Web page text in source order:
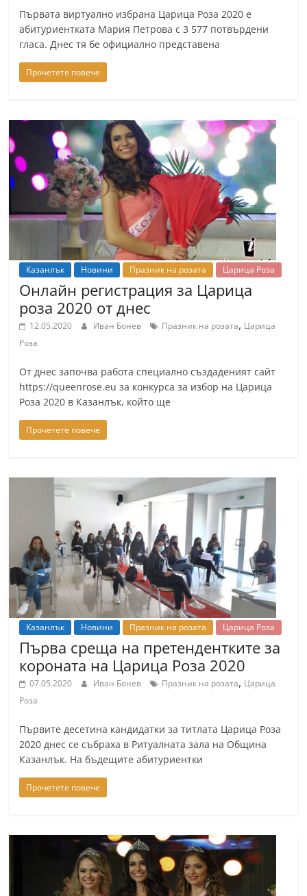
Първата виртуално избрана Царица Роза 2020 е
абитуриентката Мария Петрова с 3 577 потвърдени
гласа. Днес тя бе официално представена
Прочетете повече
Казанлък Новини Празник на розата Царица Роза
Онлайн регистрация за Царица
роза 2020 от днес
12.05.2020 Иван Бонев Празник на розата, Царица
Роза
От днес започва работа специално създаденият сайт
https://queenrose.eu за конкурса за избор на Царица
Роза 2020 в Казанлък, който ще
Прочетете повече
Казанлък Новини Празник на розата Царица Роза
Първа среща на претендентките за
короната на Царица Роза 2020
07.05.2020 Иван Бонев Празник на розата, Царица
Роза
Първите десетина кандидатки за титлата Царица Роза
2020 днес се събраха в Ритуалната зала на Община
Казанлък. На бъдещите абитуриентки
Прочетете повече